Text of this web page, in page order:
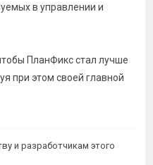
в управлении и
ПланФикс стал лучше
при этом своей главной
и разработчикам этого